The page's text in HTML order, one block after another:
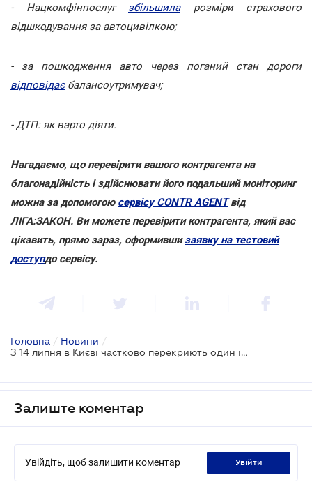
- Нацкомфінпослуг збільшиларозміри страхового
відшкодування за автоцивілкою;
- за пошкодження авто через поганий стан дороги
відповідаєбалансоутримувач;
- ДТП: як варто діяти.
Нагадаємо, що перевірити вашого контрагента на
благонадійність і здійснювати його подальший моніторинг
можна за допомогою сервісу CONTR AGENTвід
ЛІГА:ЗАКОН. Ви можете перевірити контрагента, який вас
цікавить, прямо зараз, оформившизаявку на тестовий
доступдо сервісу.
Головна / Новини /
З 14 липня в Києві частково перекриють один із головних проспектів
Залиште коментар
Увійдіть, щоб залишити коментар увійти